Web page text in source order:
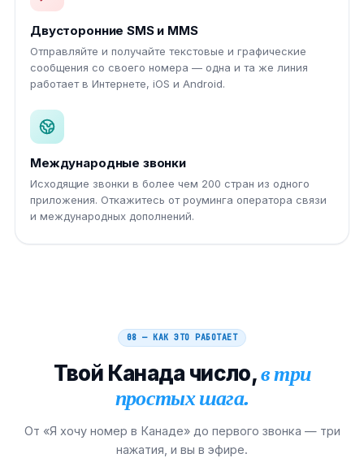
Двусторонние SMS и MMS
Отправляйте и получайте текстовые и графические
сообщения со своего номера — одна и та же линия
работает в Интернете, iOS и Android.
Международные звонки
Исходящие звонки в более чем 200 стран из одного
приложения. Откажитесь от роуминга оператора связи
и международных дополнений.
08 — КАК ЭТО РАБОТАЕТ
Твой Канада число,в три
простых шага.
От «Я хочу номер в Канаде» до первого звонка — три
нажатия, и вы в эфире.